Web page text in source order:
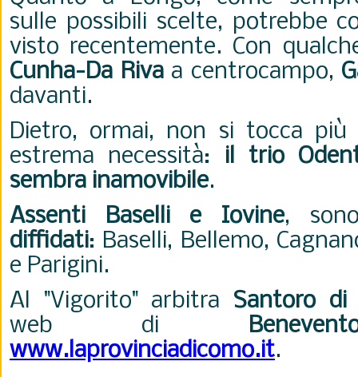
sulle possibili scelte, potrebbe
visto recentemente. Con
Cunha-Da Rivaa centrocampo,
davanti.
Dietro, ormai, non si tocca
estrema necessità: il trio
sembra inamovibile.
Assenti Baselli e Iovine,
diffidati: Baselli, Bellemo,
e Parigini.
Al "Vigorito" arbitra Santoro di
web di
www.laprovinciadicomo.it.